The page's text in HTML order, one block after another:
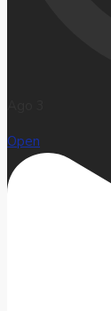
Open